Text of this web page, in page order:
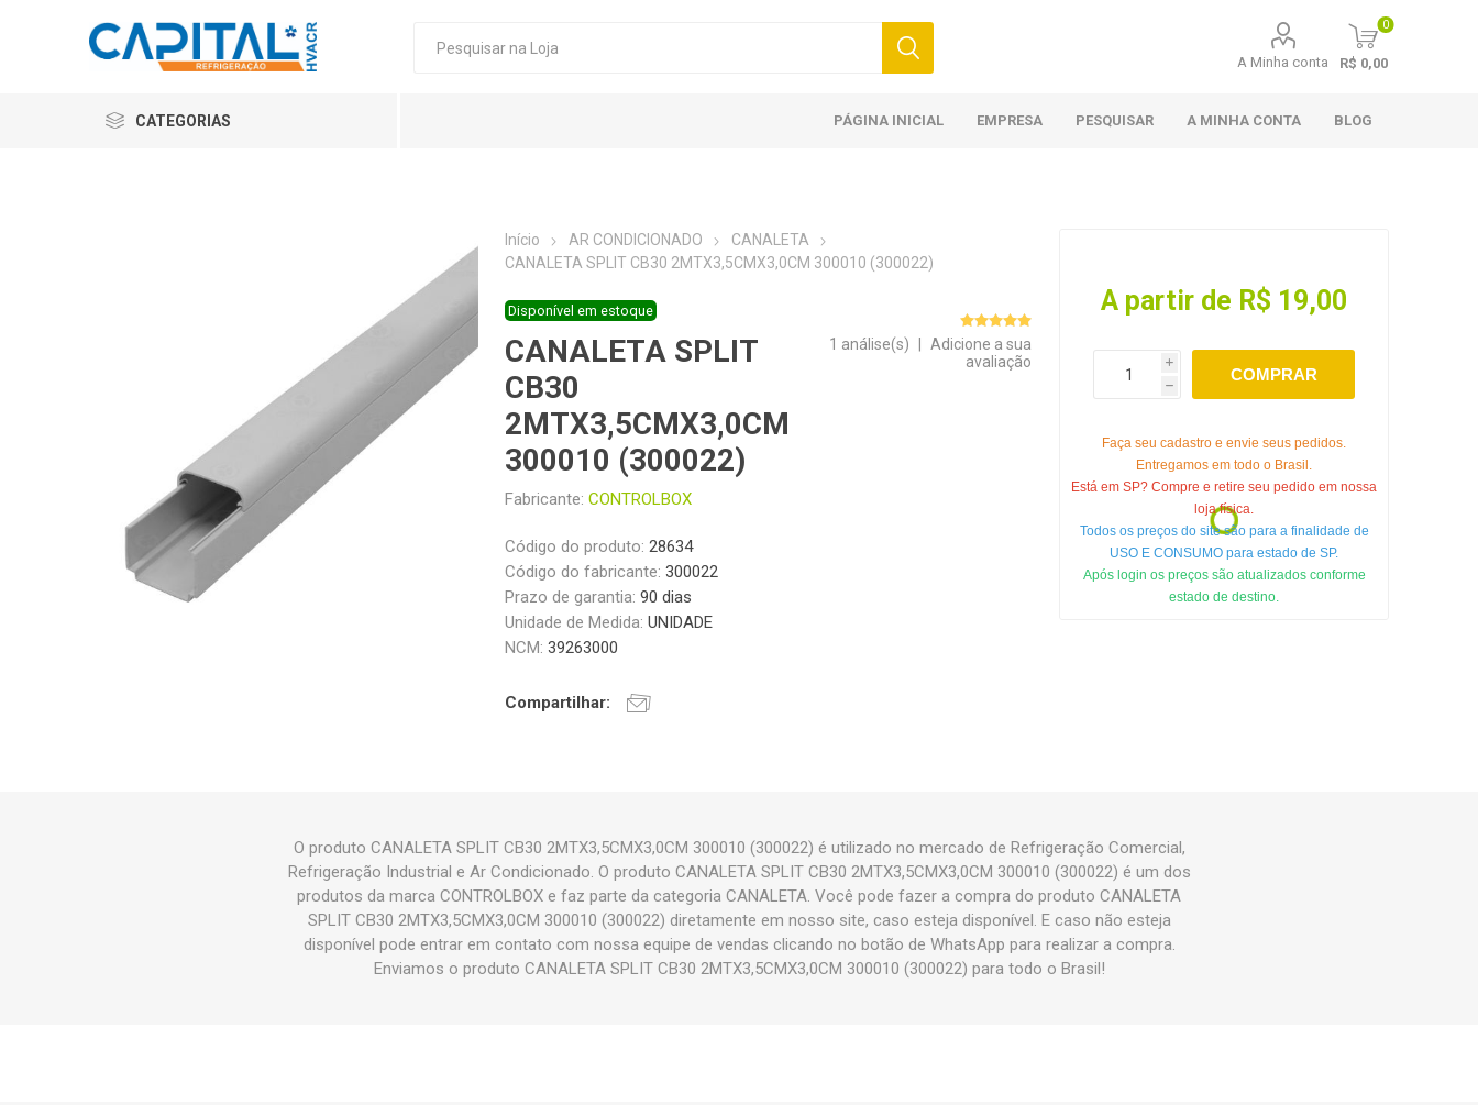
A Minha conta
0
R$ 0,00
CATEGORIAS PÁGINA INICIAL EMPRESA PESQUISAR A MINHA CONTA BLOG
Início AR CONDICIONADO
CANALETA
CANALETA SPLIT CB30 2MTX3,5CMX3,0CM 300010 (300022)
Disponível em estoque
CANALETA SPLIT
CB30
2MTX3,5CMX3,0CM
300010 (300022)
Fabricante: CONTROLBOX
1 análise(s)
Adicione a sua
avaliação
Código do produto: 28634
Código do fabricante: 300022
Prazo de garantia:90 dias
Unidade de Medida:UNIDADE
NCM:39263000
Compartilhar:
A partir de R$ 19,00
i
h
COMPRAR
Faça seu cadastro e envie seus pedidos.
Entregamos em todo o Brasil.
Está em SP? Compre e retire seu pedido em nossa
loja física.
Todos os preços do site são para a finalidade de
USO E CONSUMO para estado de SP.
Após login os preços são atualizados conforme
estado de destino.
O produto CANALETA SPLIT CB30 2MTX3,5CMX3,0CM 300010 (300022) é utilizado no mercado de Refrigeração Comercial,
Refrigeração Industrial e Ar Condicionado. O produto CANALETA SPLIT CB30 2MTX3,5CMX3,0CM 300010 (300022) é um dos
produtos da marca CONTROLBOX e faz parte da categoria CANALETA. Você pode fazer a compra do produto CANALETA
SPLIT CB30 2MTX3,5CMX3,0CM 300010 (300022) diretamente em nosso site, caso esteja disponível. E caso não esteja
disponível pode entrar em contato com nossa equipe de vendas clicando no botão de WhatsApp para realizar a compra.
Enviamos o produto CANALETA SPLIT CB30 2MTX3,5CMX3,0CM 300010 (300022) para todo o Brasil!